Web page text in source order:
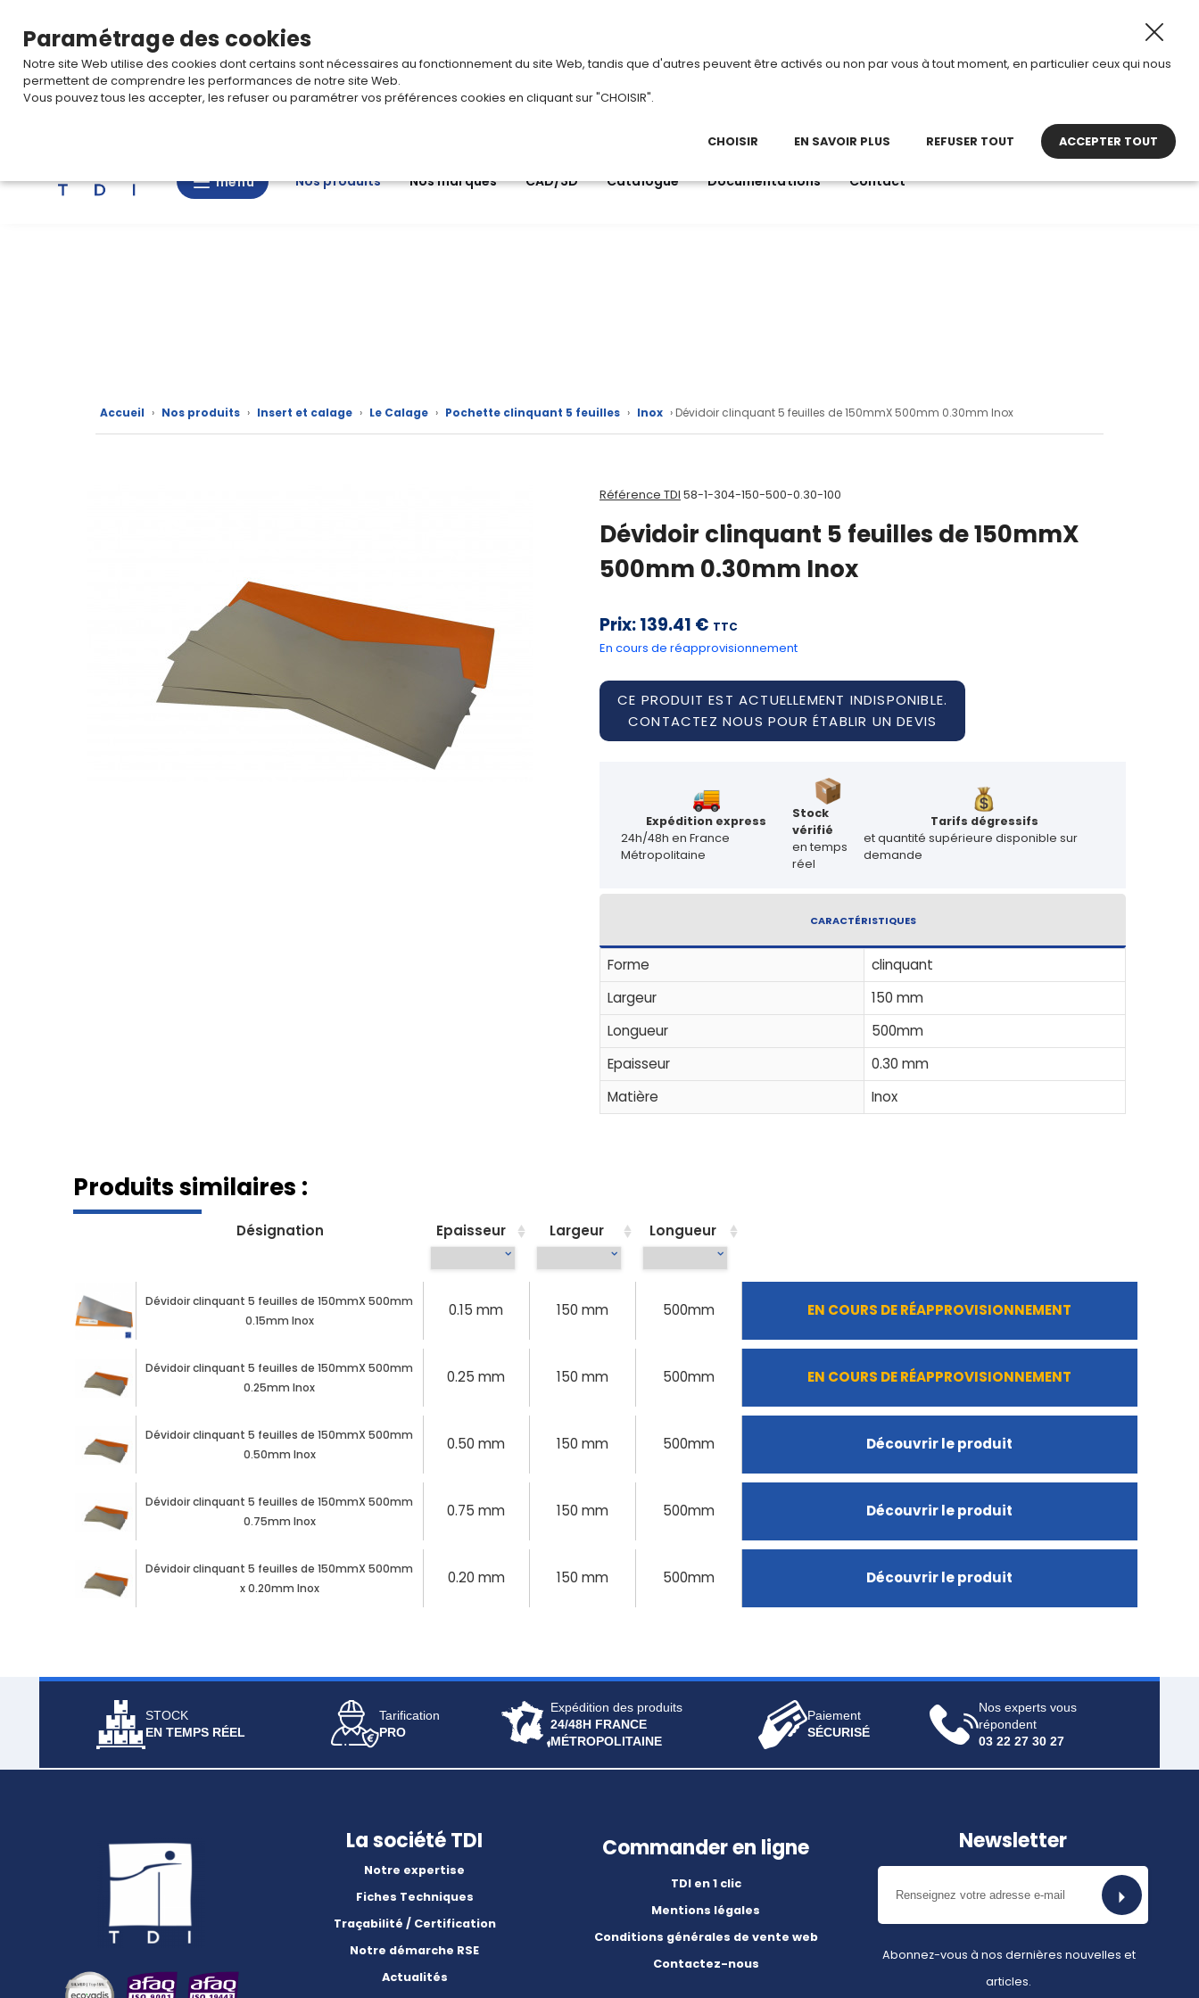
Du 3 au 28 août 2026, TDI passe en mode été. Horaires d’ouverture
Fiches
menu
menu Nos produits Nos marques CAD/3D Catalogue Documentations Contact
Accueil › Nos produits › Insert et calage › Le Calage › Pochette clinquant 5 feuilles › Inox › Dévidoir clinquant 5 feuilles de 150mmX 500mm 0.30mm Inox
Référence TDI 58-1-304-150-500-0.30-100
Dévidoir clinquant 5 feuilles de 150mmX
500mm 0.30mm Inox
Prix:139.41 € TTC
En cours de réapprovisionnement
CE PRODUIT EST ACTUELLEMENT INDISPONIBLE.
CONTACTEZ NOUS POUR ÉTABLIR UN DEVIS
Expédition express
24h/48h en France
Métropolitaine
Stock
vérifié
en temps
réel
Tarifs dégressifs
et quantité supérieure disponible sur
demande
CARACTÉRISTIQUES
Forme
clinquant
Largeur
150 mm
Longueur
500mm
Epaisseur
0.30 mm
Matière
Inox
Produits similaires :
Désignation Epaisseur Largeur Longueur
Dévidoir clinquant 5 feuilles de 150mmX 500mm
0.15mm Inox
0.15 mm 150 mm 500mm EN COURS DE RÉAPPROVISIONNEMENT
Dévidoir clinquant 5 feuilles de 150mmX 500mm
0.25mm Inox
0.25 mm 150 mm 500mm EN COURS DE RÉAPPROVISIONNEMENT
Dévidoir clinquant 5 feuilles de 150mmX 500mm
0.50mm Inox
0.50 mm 150 mm 500mm Découvrir le produit
Dévidoir clinquant 5 feuilles de 150mmX 500mm
0.75mm Inox
0.75 mm 150 mm 500mm Découvrir le produit
Dévidoir clinquant 5 feuilles de 150mmX 500mm
x 0.20mm Inox
0.20 mm 150 mm 500mm Découvrir le produit
STOCK
EN TEMPS RÉEL
Tarification
PRO
Expédition des produits
24/48H FRANCE
MÉTROPOLITAINE
Paiement
SÉCURISÉ
Nos experts vous
répondent
03 22 27 30 27
La société TDI
Notre expertise
Fiches Techniques
Traçabilité / Certification
Notre démarche RSE
Actualités
Commander en ligne
TDI en 1 clic
Mentions légales
Conditions générales de vente web
Contactez-nous
Newsletter
Abonnez-vous à nos dernières nouvelles et
articles.
Paramétrage des cookies
Notre site Web utilise des cookies dont certains sont nécessaires au fonctionnement du site Web, tandis que d'autres peuvent être activés ou non par vous à tout moment, en particulier ceux qui nous
permettent de comprendre les performances de notre site Web.
Vous pouvez tous les accepter, les refuser ou paramétrer vos préférences cookies en cliquant sur "CHOISIR".
CHOISIR EN SAVOIR PLUS REFUSER TOUT ACCEPTER TOUT